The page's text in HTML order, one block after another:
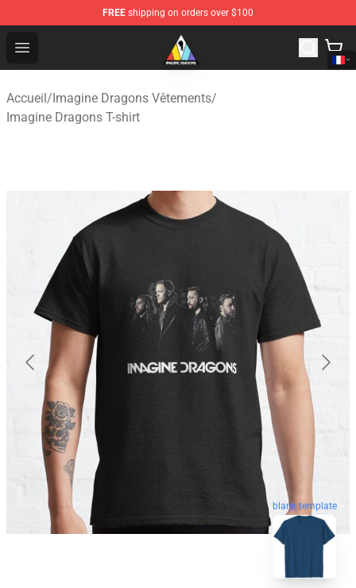
FREE shipping on orders over $100
Open menu
Imagine Dragons Store - Official Imagine Dragons
Accueil/Imagine Dragons Vêtements/
Imagine Dragons T-shirt
blank template